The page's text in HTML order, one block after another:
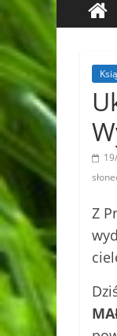
Z